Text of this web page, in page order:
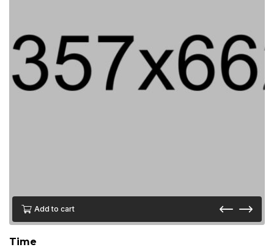
Add to cart
Time